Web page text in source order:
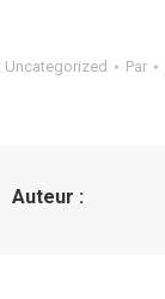
Uncategorized Par
Auteur :